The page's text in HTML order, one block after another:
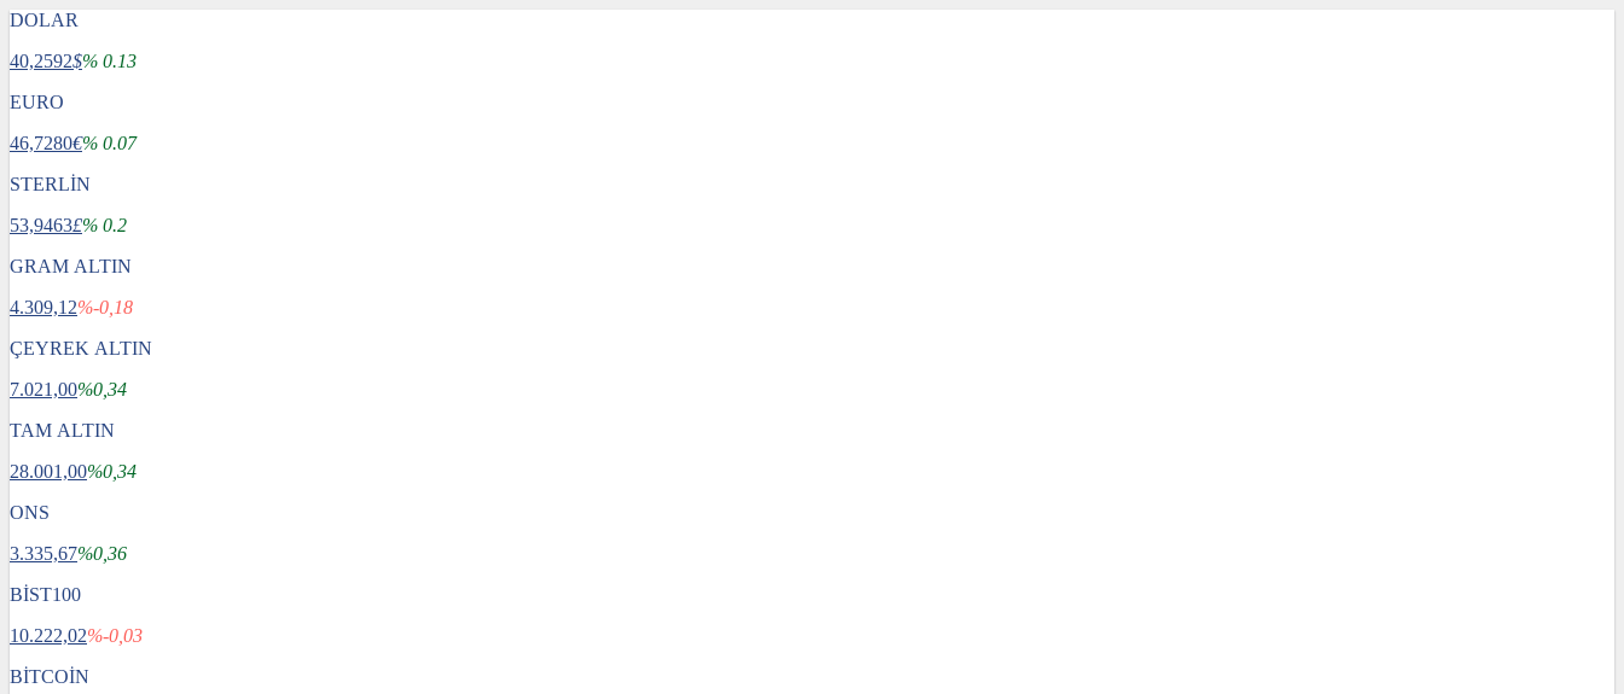
DOLAR
40,2592$% 0.13
EURO
46,7280€% 0.07
STERLİN
53,9463£% 0.2
GRAM ALTIN
4.309,12%-0,18
ÇEYREK ALTIN
7.021,00%0,34
TAM ALTIN
28.001,00%0,34
ONS
3.335,67%0,36
BİST100
10.222,02%-0,03
BİTCOİN